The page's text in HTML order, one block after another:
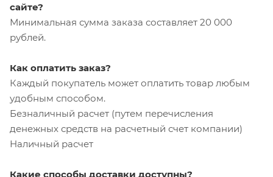
сайте?
Минимальная сумма заказа составляет 20 000
рублей.
Как оплатить заказ?
Каждый покупатель может оплатить товар любым
удобным способом.
Безналичный расчет (путем перечисления
денежных средств на расчетный счет компании)
Наличный расчет
Какие способы доставки доступны?